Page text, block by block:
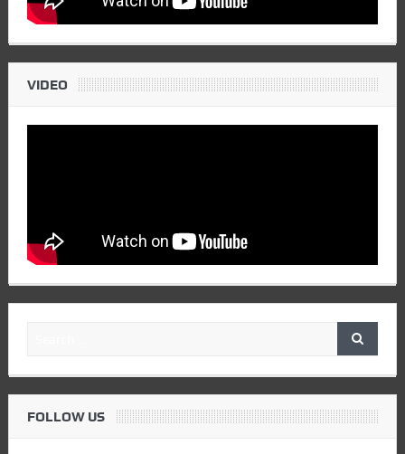
VIDEO
FOLLOW US